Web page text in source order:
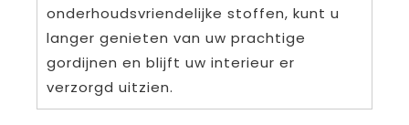
onderhoudsvriendelijke stoffen, kunt u
langer genieten van uw prachtige
gordijnen en blijft uw interieur er
verzorgd uitzien.